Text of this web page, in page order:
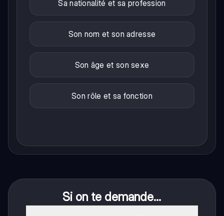
Sa nationalité et sa profession
Son nom et son adresse
Son âge et son sexe
Son rôle et sa fonction
Si on te demande...